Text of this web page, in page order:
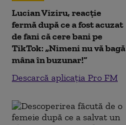
Lucian Viziru, reacție
fermă după ce a fost acuzat
de fani că cere bani pe
TikTok: „Nimeni nu vă bagă
mâna în buzunar!”
Descarcă aplicația Pro FM